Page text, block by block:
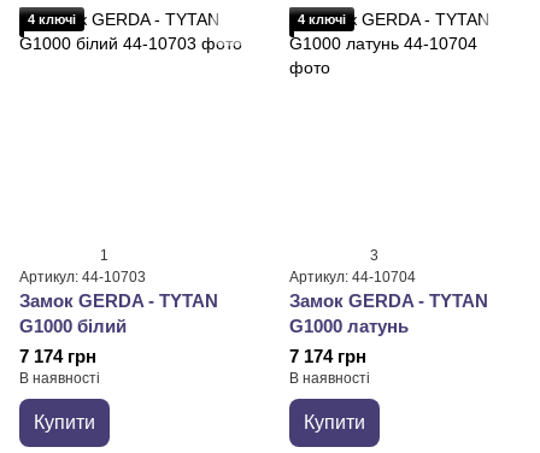
4 ключі
1
Артикул: 44-10703
Замок GERDA - TYTAN
G1000 білий
7 174 грн
В наявності
Купити
4 ключі
3
Артикул: 44-10704
Замок GERDA - TYTAN
G1000 латунь
7 174 грн
В наявності
Купити